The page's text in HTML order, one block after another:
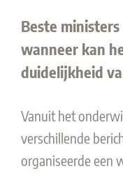
Beste
wanneer kan
duidelijkheid
Vanuit het
verschillende
organiseerde een